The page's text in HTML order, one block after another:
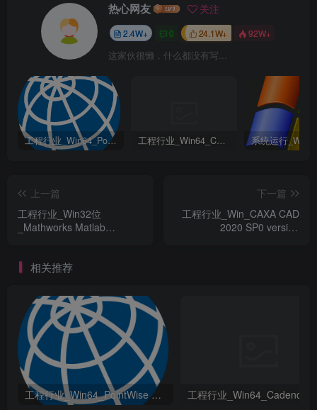
热心网友 关注
2.4W+ 0 24.1W+ 92W+
这家伙很懒，什么都没有写...
工程行业_Win64_PointWise 18.6 R2 x64资源下载地址_百度网盘迅雷BT 工程行业_Win64_Cadence Fidelity Pointwise 2024.1 x64资源下载地址_百度网盘迅雷BT
上一篇
工程行业_Win32位
_Mathworks Matlab
下一篇
工程行业_Win_CAXA CAD
2020 SP0 version
相关推荐
工程行业_Win64_PointWise 18.6 R2 x64资源下载地址_百度网盘迅雷BT